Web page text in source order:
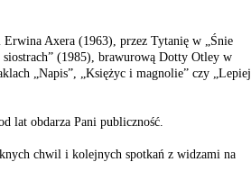
Axera (1963), przez Tytanię w „Śnie
(1985), brawurową Dotty Otley w
„Napis”, „Księżyc i magnolie” czy „Lepiej
lat obdarza Pani publiczność.
chwil i kolejnych spotkań z widzami na